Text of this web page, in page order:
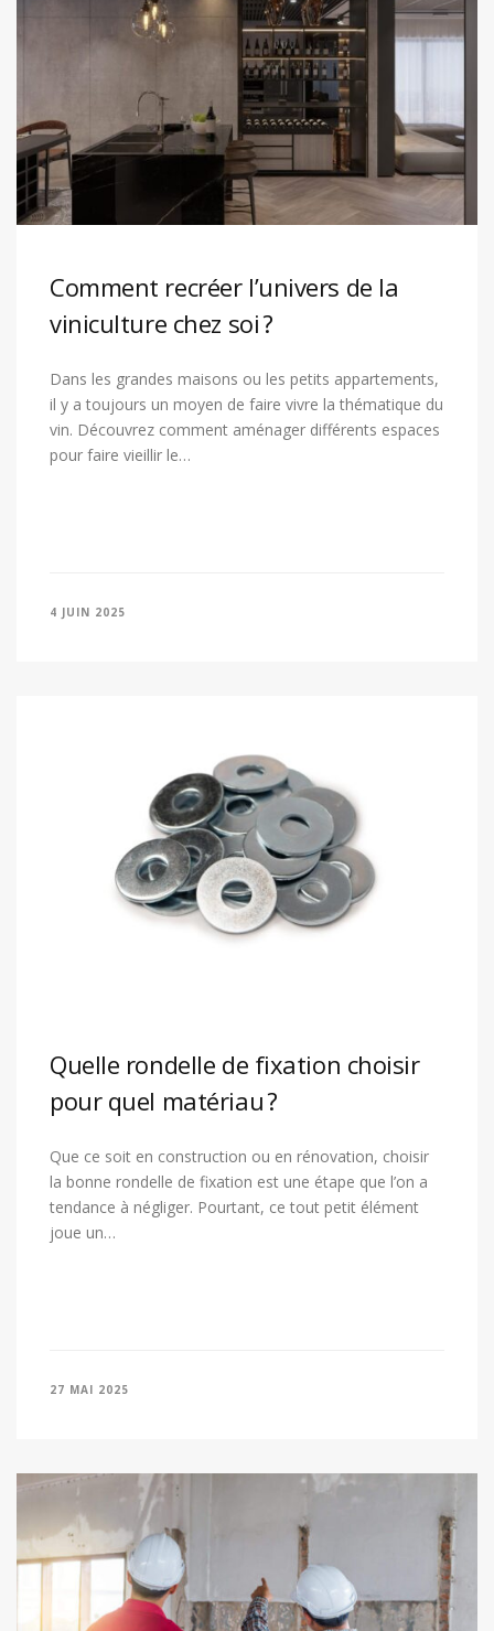
Comment recréer l’univers de la
viniculture chez soi ?
Dans les grandes maisons ou les petits appartements,
il y a toujours un moyen de faire vivre la thématique du
vin. Découvrez comment aménager différents espaces
pour faire vieillir le…
4 JUIN 2025
Quelle rondelle de fixation choisir
pour quel matériau ?
Que ce soit en construction ou en rénovation, choisir
la bonne rondelle de fixation est une étape que l’on a
tendance à négliger. Pourtant, ce tout petit élément
joue un…
27 MAI 2025